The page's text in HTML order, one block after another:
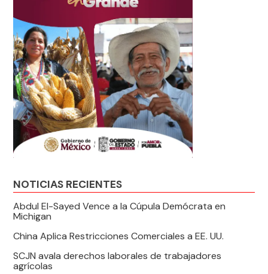
NOTICIAS RECIENTES
Abdul El-Sayed Vence a la Cúpula Demócrata en
Michigan
China Aplica Restricciones Comerciales a EE. UU.
SCJN avala derechos laborales de trabajadores
agrícolas